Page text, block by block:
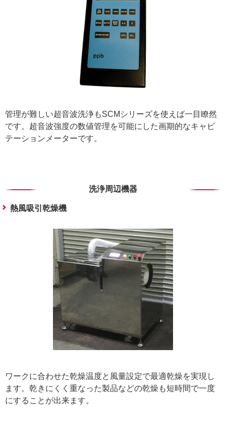
管理が難しい超音波洗浄もSCMシリーズを使えば一目瞭然
です。超音波強度の数値管理を可能にした画期的なキャビ
テーションメーターです。
洗浄周辺機器
熱風吸引乾燥機
ワークに合わせた乾燥温度と風量設定で最適乾燥を実現し
ます。乾きにくく重なった製品などの乾燥も短時間で一度
にすることが出来ます。